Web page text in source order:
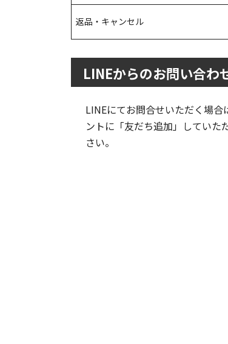
返品・キャンセル
LINEからのお問い合わ
LINEにてお問合せいただく場合
ントに「友だち追加」していた
さい。